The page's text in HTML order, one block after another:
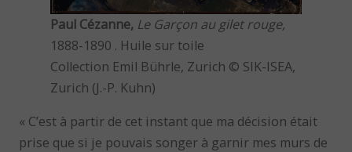
Paul Cézanne, Le Garçon au gilet rouge,
1888-1890 . Huile sur toile
Collection Emil Bührle, Zurich © SIK-ISEA,
Zurich (J.-P. Kuhn)
« C’est à partir de cet instant que ma décision était
prise que si je pouvais songer à garnir mes murs de